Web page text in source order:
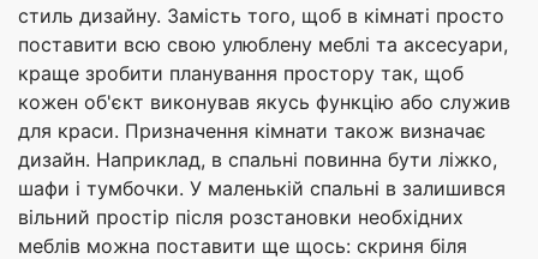
стиль дизайну. Замість того, щоб в кімнаті просто
поставити всю свою улюблену меблі та аксесуари,
краще зробити планування простору так, щоб
кожен об'єкт виконував якусь функцію або служив
для краси. Призначення кімнати також визначає
дизайн. Наприклад, в спальні повинна бути ліжко,
шафи і тумбочки. У маленькій спальні в залишився
вільний простір після розстановки необхідних
меблів можна поставити ще щось: скриня біля